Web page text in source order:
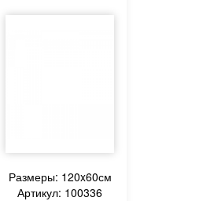
Размеры: 120x60см
Артикул: 100336